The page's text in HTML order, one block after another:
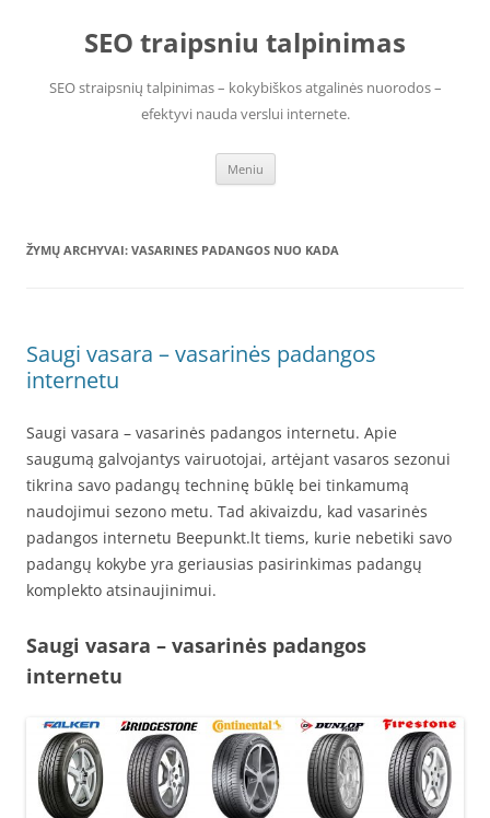
SEO traipsniu talpinimas
SEO straipsnių talpinimas – kokybiškos atgalinės nuorodos –
efektyvi nauda verslui internete.
Meniu
ŽYMŲ ARCHYVAI: VASARINES PADANGOS NUO KADA
Saugi vasara – vasarinės padangos
internetu
Saugi vasara – vasarinės padangos internetu. Apie
saugumą galvojantys vairuotojai, artėjant vasaros sezonui
tikrina savo padangų techninę būklę bei tinkamumą
naudojimui sezono metu. Tad akivaizdu, kad vasarinės
padangos internetu Beepunkt.lt tiems, kurie nebetiki savo
padangų kokybe yra geriausias pasirinkimas padangų
komplekto atsinaujinimui.
Saugi vasara – vasarinės padangos
internetu